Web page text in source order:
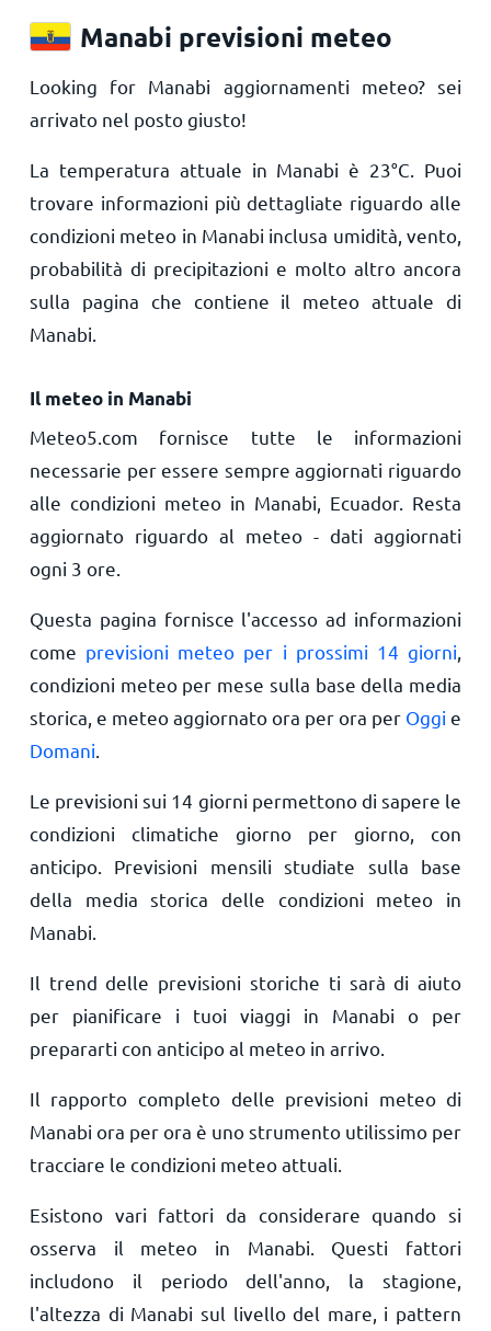
Manabi previsioni meteo
Looking for Manabi aggiornamenti meteo? sei
arrivato nel posto giusto!
La temperatura attuale in Manabi è 23°C . Puoi
trovare informazioni più dettagliate riguardo alle
condizioni meteo in Manabi inclusa umidità, vento,
probabilità di precipitazioni e molto altro ancora
sulla pagina che contiene il meteo attuale di
Manabi.
Il meteo in Manabi
Meteo5.com fornisce tutte le informazioni
necessarie per essere sempre aggiornati riguardo
alle condizioni meteo in Manabi, Ecuador. Resta
aggiornato riguardo al meteo - dati aggiornati
ogni 3 ore.
Questa pagina fornisce l'accesso ad informazioni
come previsioni meteo per i prossimi 14 giorni
condizioni meteo per mese sulla base della media
storica, e meteo aggiornato ora per ora per Oggi e
Domani
Le previsioni sui 14 giorni permettono di sapere le
condizioni climatiche giorno per giorno, con
anticipo. Previsioni mensili studiate sulla base
della media storica delle condizioni meteo in
Manabi.
Il trend delle previsioni storiche ti sarà di aiuto
per pianificare i tuoi viaggi in Manabi o per
prepararti con anticipo al meteo in arrivo.
Il rapporto completo delle previsioni meteo di
Manabi ora per ora è uno strumento utilissimo per
tracciare le condizioni meteo attuali.
Esistono vari fattori da considerare quando si
osserva il meteo in Manabi. Questi fattori
includono il periodo dell'anno, la stagione,
l'altezza di Manabi sul livello del mare, i pattern